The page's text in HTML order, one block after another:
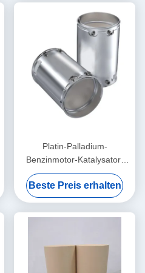
Platin-Palladium-
Benzinmotor-Katalysator-
Auto erschöpfen 300cpsi
400cpsi
Beste Preis erhalten